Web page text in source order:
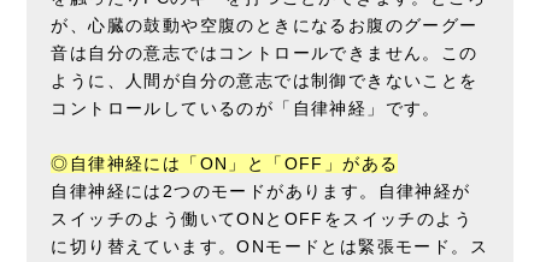
が、心臓の鼓動や空腹のときになるお腹のグーグー
音は自分の意志ではコントロールできません。この
ように、人間が自分の意志では制御できないことを
コントロールしているのが「自律神経」です。
◎自律神経には「ON」と「OFF」がある
自律神経には2つのモードがあります。自律神経が
スイッチのよう働いてONとOFFをスイッチのよう
に切り替えています。ONモードとは緊張モード。ス